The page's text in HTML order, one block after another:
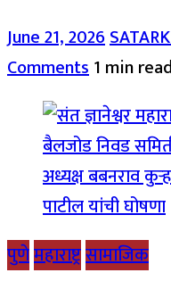
June 21, 2026
Comments1 min read
पुणेमहाराष्ट्रसामाजिक